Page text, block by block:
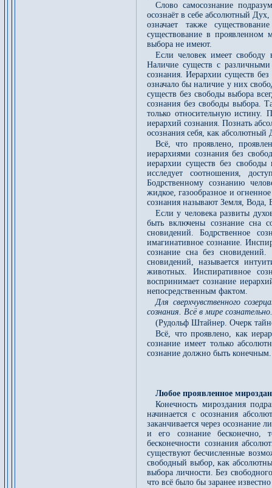
Слово самосознание
осознаёт в себе абсолютный
означает также
существование в проявленном
выбора не имеют.
Если человек имеет
Наличие существ с
сознания. Иерархии существ
означало бы наличие у них
существ без свободы выбора
сознания без свободы выбора.
только относительную истину.
иерархий сознания. Познать
осознания себя, как абсолютный
Всё, что проявлено,
иерархиями сознания без
иерархии существ без свободы
исследует соотношения,
Бодрственному сознанию
жидкое, газообразное и
сознания называют Земля, Вода,
Если у человека развиты
быть включены сознание сна
сновидений. Бодрственное
имагинативное сознание.
сознание сна без сновидений.
сновидений, называется
животных. Инспиративное
воспринимает сознание
непосредственным фактом.
Для сверхчувственного
сознания. Всё в мире сознательно.
(Рудольф Штайнер. Очерк
Всё, что проявлено, как
сознание имеет только
сознание должно быть
Любое проявленное
Конечность мироздания
начинается с осознания
заканчивается через осознание
и его сознание бесконечно,
бесконечности сознания
существуют бесчисленные
свободный выбор, как
выбора личности. Без
что всё было бы заранее